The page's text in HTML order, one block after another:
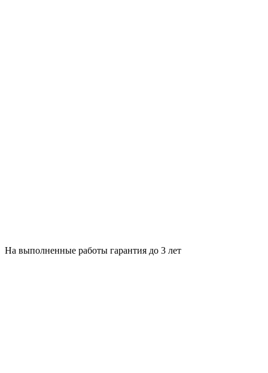
На выполненные работы гарантия до 3 лет